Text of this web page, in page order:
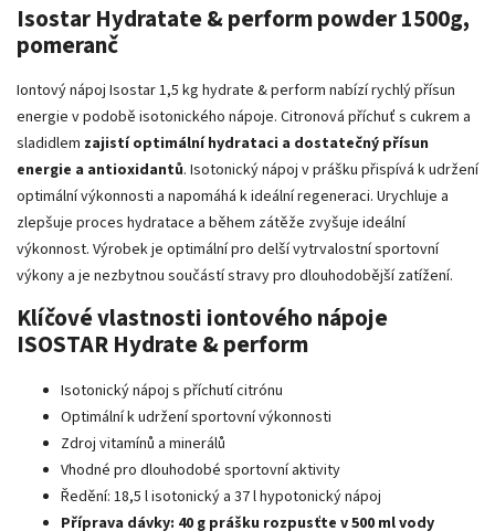
Isostar Hydratate & perform powder 1500g,
pomeranč
Iontový nápoj Isostar 1,5 kg hydrate &perform nabízí rychlý přísun
energie v podobě isotonického nápoje. Citronová příchuť s cukrem a
sladidlem zajistí optimální hydrataci a dostatečný přísun
energie a antioxidantů. Isotonický nápoj v prášku přispívá k udržení
optimální výkonnosti a napomáhá k ideální regeneraci. Urychluje a
zlepšuje proces hydratace a během zátěže zvyšuje ideální
výkonnost. Výrobek je optimální pro delší vytrvalostní sportovní
výkony a je nezbytnou součástí stravy pro dlouhodobější zatížení.
Klíčové vlastnosti iontového nápoje
ISOSTAR Hydrate&perform
Isotonický nápoj s příchutí citrónu
Optimální k udržení sportovní výkonnosti
Zdroj vitamínů a minerálů
Vhodné pro dlouhodobé sportovní aktivity
Ředění: 18,5 l isotonický a 37 l hypotonický nápoj
Příprava dávky: 40 g prášku rozpusťte v 500 ml vody